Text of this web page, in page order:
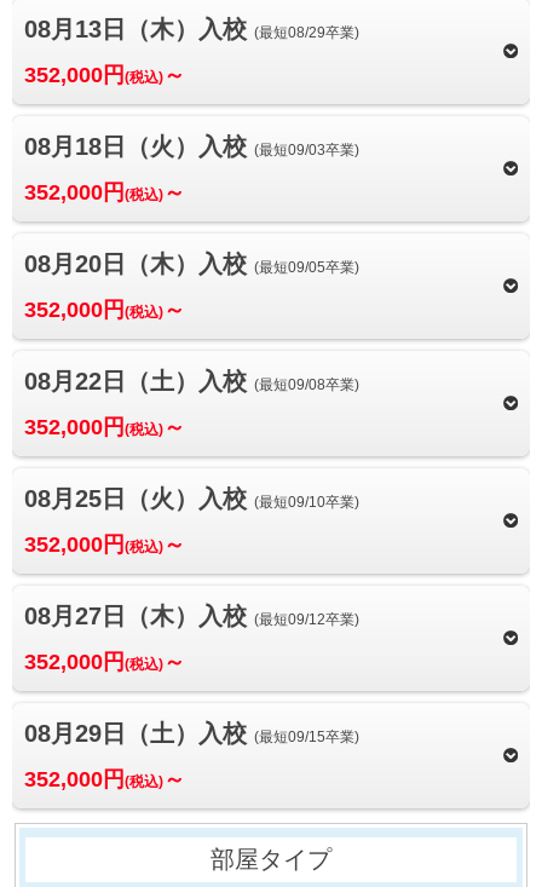
08月13日（木）入校 (最短08/29卒業)
352,000円 (税込) ～
08月18日（火）入校 (最短09/03卒業)
352,000円 (税込) ～
08月20日（木）入校 (最短09/05卒業)
352,000円 (税込) ～
08月22日（土）入校 (最短09/08卒業)
352,000円 (税込) ～
08月25日（火）入校 (最短09/10卒業)
352,000円 (税込) ～
08月27日（木）入校 (最短09/12卒業)
352,000円 (税込) ～
08月29日（土）入校 (最短09/15卒業)
352,000円 (税込) ～